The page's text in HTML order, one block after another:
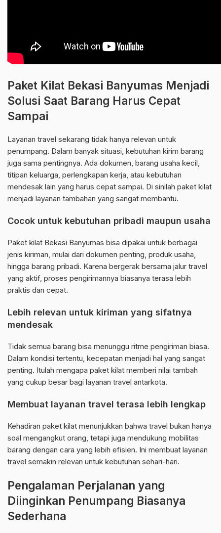
Paket Kilat Bekasi Banyumas Menjadi
Solusi Saat Barang Harus Cepat
Sampai
Layanan travel sekarang tidak hanya relevan untuk
penumpang. Dalam banyak situasi, kebutuhan kirim barang
juga sama pentingnya. Ada dokumen, barang usaha kecil,
titipan keluarga, perlengkapan kerja, atau kebutuhan
mendesak lain yang harus cepat sampai. Di sinilah paket kilat
menjadi layanan tambahan yang sangat membantu.
Cocok untuk kebutuhan pribadi maupun usaha
Paket kilat Bekasi Banyumas bisa dipakai untuk berbagai
jenis kiriman, mulai dari dokumen penting, produk usaha,
hingga barang pribadi. Karena bergerak bersama jalur travel
yang aktif, proses pengirimannya biasanya terasa lebih
praktis dan cepat.
Lebih relevan untuk kiriman yang sifatnya
mendesak
Tidak semua barang bisa menunggu ritme pengiriman biasa.
Dalam kondisi tertentu, kecepatan menjadi hal yang sangat
penting. Itulah mengapa paket kilat memberi nilai tambah
yang cukup besar bagi layanan travel antarkota.
Membuat layanan travel terasa lebih lengkap
Kehadiran paket kilat menunjukkan bahwa travel bukan hanya
soal mengangkut orang, tetapi juga mendukung mobilitas
barang dengan cara yang lebih efisien. Ini membuat layanan
travel semakin relevan untuk kebutuhan sehari-hari.
Pengalaman Perjalanan yang
Diinginkan Penumpang Biasanya
Sederhana